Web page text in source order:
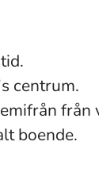
centrum.
boende.